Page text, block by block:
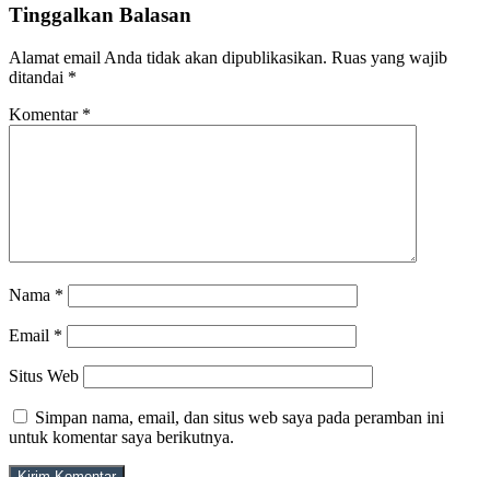
Tinggalkan Balasan
Alamat email Anda tidak akan dipublikasikan. Ruas yang wajib
ditandai *
Komentar *
Nama *
Email *
Situs Web
Simpan nama, email, dan situs web saya pada peramban ini
untuk komentar saya berikutnya.